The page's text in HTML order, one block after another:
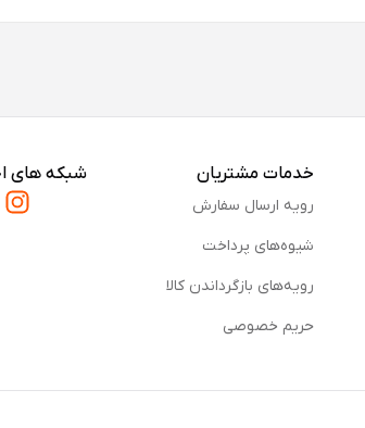
خدمات مشتریان
رویه ارسال سفارش
شیوه‌های پرداخت
رویه‌های بازگرداندن کالا
حریم خصوصی
شبکه های